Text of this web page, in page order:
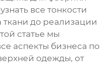
все тонкости
ткани до реализации
статье мы
аспекты бизнеса по
одежды, от